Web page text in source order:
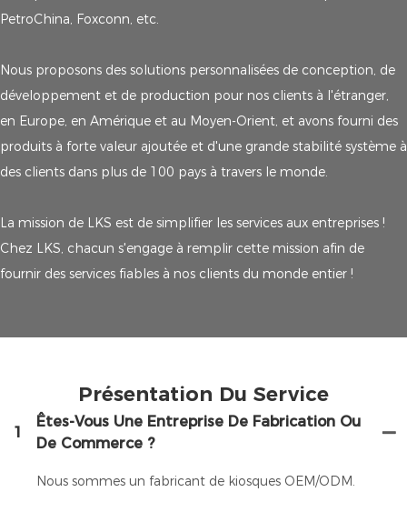
PetroChina, Foxconn, etc.
Nous proposons des solutions personnalisées de conception, de
développement et de production pour nos clients à l'étranger,
en Europe, en Amérique et au Moyen-Orient, et avons fourni des
produits à forte valeur ajoutée et d'une grande stabilité système à
des clients dans plus de 100 pays à travers le monde.
La mission de LKS est de simplifier les services aux entreprises !
Chez LKS, chacun s'engage à remplir cette mission afin de
fournir des services fiables à nos clients du monde entier !
Présentation Du Service
1
Êtes-Vous Une Entreprise De Fabrication Ou
De Commerce ?
Nous sommes un fabricant de kiosques OEM/ODM.